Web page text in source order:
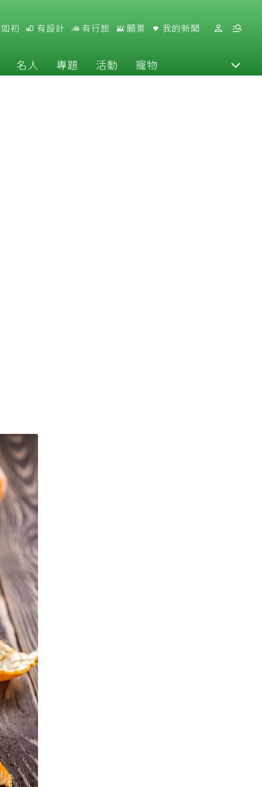
初 有設計 有行旅 願景 我的新聞
名人 專題 活動 寵物